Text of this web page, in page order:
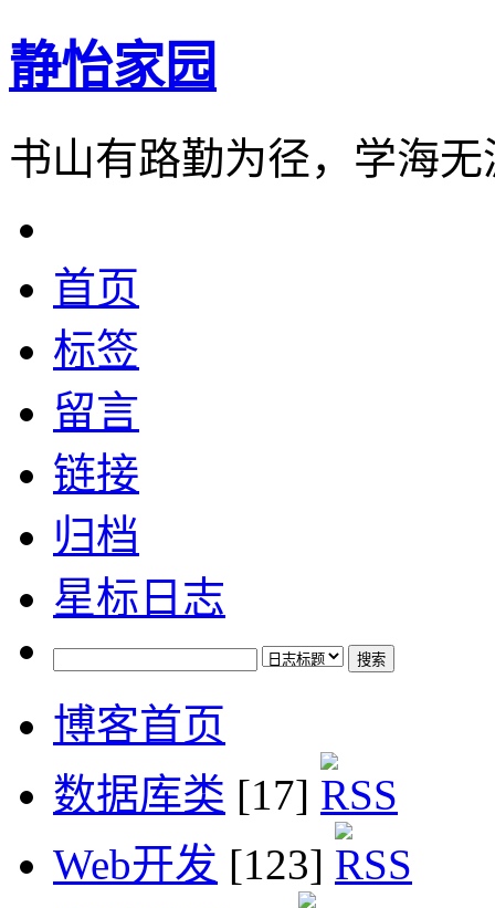
静怡家园
书山有路勤为径，学海
首页
标签
留言
链接
归档
星标日志
博客首页
数据库类 [17]
Web开发 [123]